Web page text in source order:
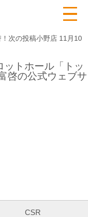
次の投稿小野店 11月10
トホール「トッ
啓の公式ウェブサ
CSR